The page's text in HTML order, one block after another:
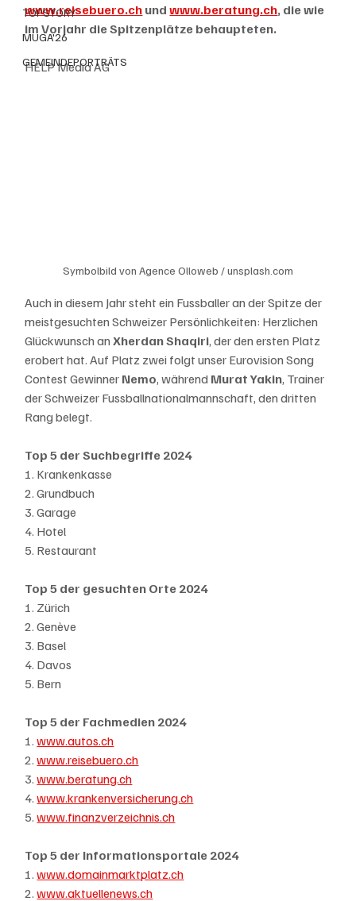
TOPSTORY
MUGA'26
GEMEINDEPORTRÄTS
www.reisebuero.ch und www.beratung.ch, die wie
im Vorjahr die Spitzenplätze behaupteten.
HELP Media AG
Symbolbild von Agence Olloweb / unsplash.com
Auch in diesem Jahr steht ein Fussballer an der Spitze der
meistgesuchten Schweizer Persönlichkeiten: Herzlichen
Glückwunsch an Xherdan Shaqiri, der den ersten Platz
erobert hat. Auf Platz zwei folgt unser Eurovision Song
Contest Gewinner Nemo, während Murat Yakin, Trainer
der Schweizer Fussballnationalmannschaft, den dritten
Rang belegt.
Top 5 der Suchbegriffe 2024
1. Krankenkasse
2. Grundbuch
3. Garage
4. Hotel
5. Restaurant
Top 5 der gesuchten Orte 2024
1. Zürich
2. Genève
3. Basel
4. Davos
5. Bern
Top 5 der Fachmedien 2024
1. www.autos.ch
2. www.reisebuero.ch
3. www.beratung.ch
4. www.krankenversicherung.ch
5. www.finanzverzeichnis.ch
Top 5 der Informationsportale 2024
1. www.domainmarktplatz.ch
2. www.aktuellenews.ch